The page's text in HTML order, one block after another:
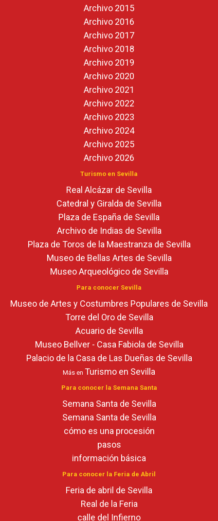
Archivo 2015
Archivo 2016
Archivo 2017
Archivo 2018
Archivo 2019
Archivo 2020
Archivo 2021
Archivo 2022
Archivo 2023
Archivo 2024
Archivo 2025
Archivo 2026
Turismo en Sevilla
Real Alcázar de Sevilla
Catedral y Giralda de Sevilla
Plaza de España de Sevilla
Archivo de Indias de Sevilla
Plaza de Toros de la Maestranza de Sevilla
Museo de Bellas Artes de Sevilla
Museo Arqueológico de Sevilla
Para conocer Sevilla
Museo de Artes y Costumbres Populares de Sevilla
Torre del Oro de Sevilla
Acuario de Sevilla
Museo Bellver - Casa Fabiola de Sevilla
Palacio de la Casa de Las Dueñas de Sevilla
Más en Turismo en Sevilla
Para conocer la Semana Santa
Semana Santa de Sevilla
Semana Santa de Sevilla
cómo es una procesión
pasos
información básica
Para conocer la Feria de Abril
Feria de abril de Sevilla
Real de la Feria
calle del Infierno